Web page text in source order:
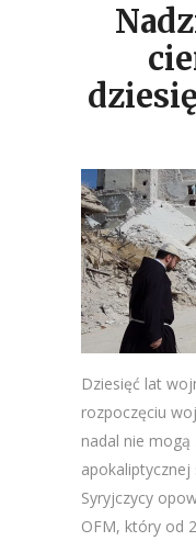
Dziesięć lat
rozpoczęciu
nadal nie mogą
Syryjczycy
OFM, który od